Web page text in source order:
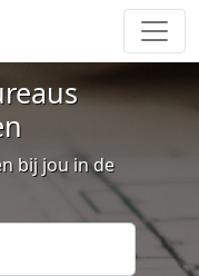
bij jou in de